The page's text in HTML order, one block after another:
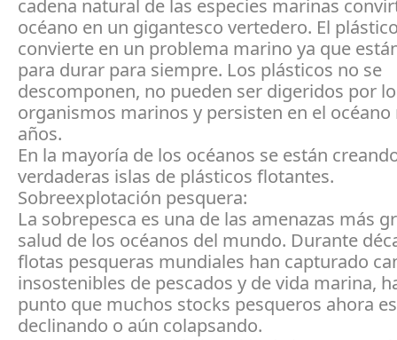
cadena natural de las especies marinas
océano en un gigantesco vertedero. El
convierte en un problema marino ya que
para durar para siempre. Los plásticos no se
descomponen, no pueden ser digeridos por
organismos marinos y persisten en el océano
años.
En la mayoría de los océanos se están
verdaderas islas de plásticos flotantes.
Sobreexplotación pesquera:
La sobrepesca es una de las amenazas más
salud de los océanos del mundo. Durante
flotas pesqueras mundiales han capturado
insostenibles de pescados y de vida marina,
punto que muchos stocks pesqueros ahora
declinando o aún colapsando.